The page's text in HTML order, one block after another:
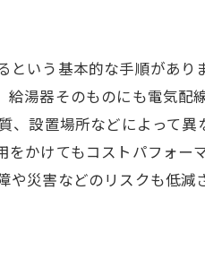
いう基本的な手順があり
湯器そのものにも電気配
設置場所などによって
かけてもコストパフォー
災害などのリスクも低